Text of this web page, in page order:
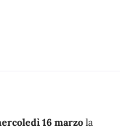
16 marzo la